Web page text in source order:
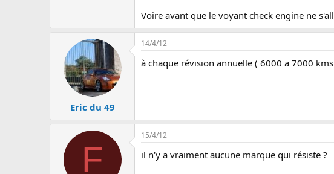
Voire avant que le voyant check engine ne
Eric du 49
14/4/12
à chaque révision annuelle ( 6000 a 7000
F
15/4/12
il n'y a vraiment aucune marque qui résiste ?